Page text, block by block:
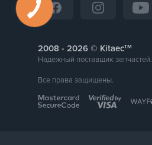
2008 - © Kitaecтм
Надежный поставщик запчастей.
Все права защищены.